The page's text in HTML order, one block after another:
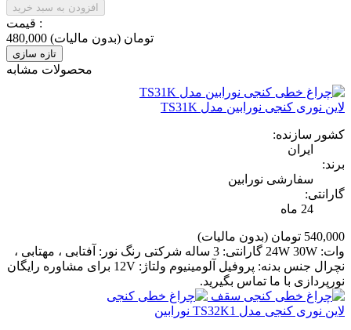
افزودن به سبد خرید
قیمت :
480,000 تومان (بدون مالیات)
محصولات مشابه
لاین نوری کنجی نورابین مدل TS31K
کشور سازنده:
ایران
برند:
سفارشی نورابین
گارانتی:
24 ماه
540,000 تومان
(بدون مالیات)
وات: 24W 30W گارانتی: 3 ساله شرکتی رنگ نور: آفتابی ، مهتابی ،
نچرال جنس بدنه: پروفیل آلومینیوم ولتاژ: 12V برای مشاوره رایگان
نورپردازی با ما تماس بگیرید.
لاین نوری کنجی مدل TS32K1 نورابین